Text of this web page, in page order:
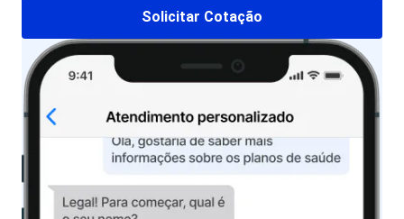
Solicitar Cotação